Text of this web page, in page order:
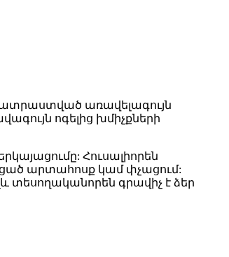
առավելագույն
ոգելից խմիչքների
Հուսալիորեն
արտահոսք կամ փչացում:
տեսողականորեն գրավիչ է ձեր